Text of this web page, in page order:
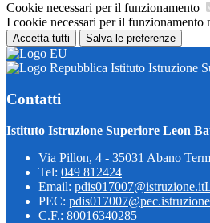
Cookie necessari per il funzionamento
I cookie necessari per il funzionamento
Accetta tutti Salva le preferenze
Istituto Istruzione
Contatti
Istituto Istruzione Superiore Leon
Via Pillon, 4 - 35031 Abano
Tel: 049 812424
Email: pdis017007@istruzione.it
PEC:
C.F.: 80016340285